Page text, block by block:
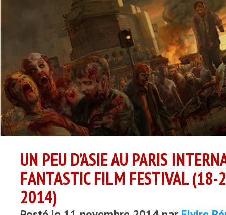
UN PEU D’ASIE AU PARIS
FANTASTIC FILM FESTIVAL (18-
2014)